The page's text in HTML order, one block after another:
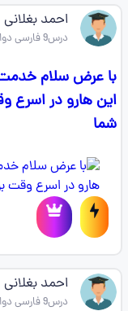
احمد بغلانی
درس9 فارسی دوازدهم
با عرض سلام
این هارو در اسرع
شما
احمد بغلانی
درس9 فارسی دوازدهم